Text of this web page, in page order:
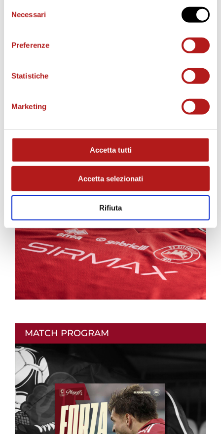
delNecessari
Preferenze
Statistiche
Marketing
Accetta tutti
Accetta selezionati
Rifiuta
AS CITTADELLA STORE
MATCH PROGRAM